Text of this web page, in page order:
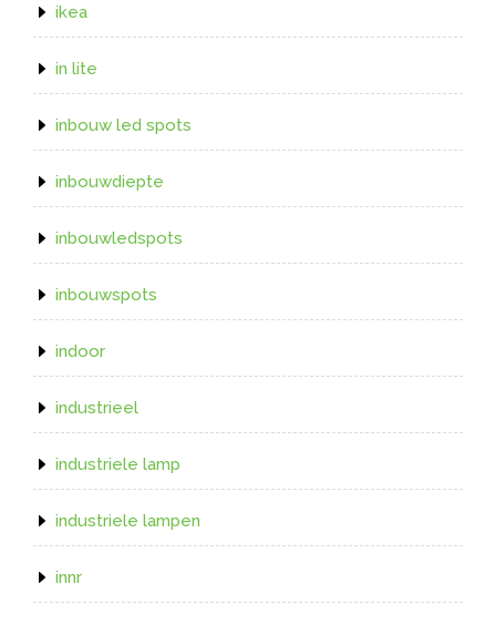
ikea
in lite
inbouw led spots
inbouwdiepte
inbouwledspots
inbouwspots
indoor
industrieel
industriele lamp
industriele lampen
innr